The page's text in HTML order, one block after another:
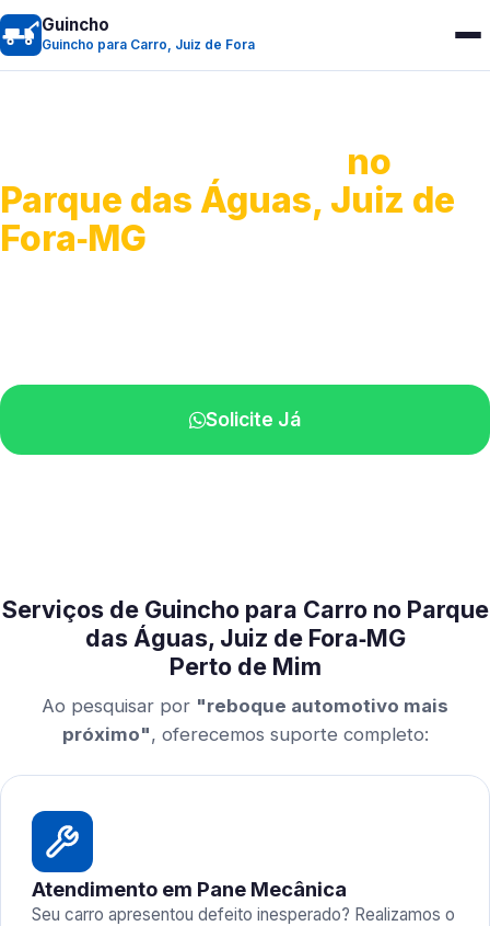
Guincho
Guincho para Carro, Juiz de Fora
no
Parque das Águas, Juiz de
Fora‑MG
Solicite Já
Serviços de Guincho para Carro no Parque
das Águas, Juiz de Fora‑MG
Perto de Mim
Ao pesquisar por "reboque automotivo mais
próximo", oferecemos suporte completo:
Atendimento em Pane Mecânica
Seu carro apresentou defeito inesperado? Realizamos o